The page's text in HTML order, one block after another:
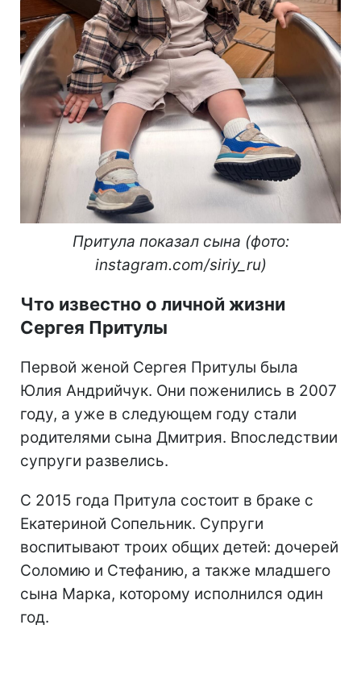
Притула показал сына (фото:
instagram.com/siriy_ru)
Что известно о личной жизни
Сергея Притулы
Первой женой Сергея Притулы была
Юлия Андрийчук. Они поженились в 2007
году, а уже в следующем году стали
родителями сына Дмитрия. Впоследствии
супруги развелись.
С 2015 года Притула состоит в браке с
Екатериной Сопельник. Супруги
воспитывают троих общих детей: дочерей
Соломию и Стефанию, а также младшего
сына Марка, которому исполнился один
год.